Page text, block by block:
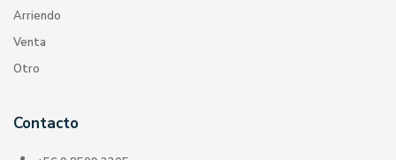
Arriendo
Venta
Otro
Contacto